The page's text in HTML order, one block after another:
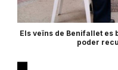
Els veïns de Benifallet es
poder